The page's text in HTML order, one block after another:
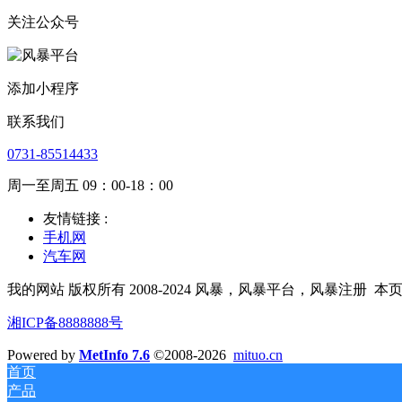
关注公众号
添加小程序
联系我们
0731-85514433
周一至周五 09：00-18：00
友情链接 :
手机网
汽车网
我的网站 版权所有 2008-2024 风暴，风暴平台，风暴注册 本
湘ICP备8888888号
Powered by MetInfo 7.6 ©2008-2026 mituo.cn
首页
产品